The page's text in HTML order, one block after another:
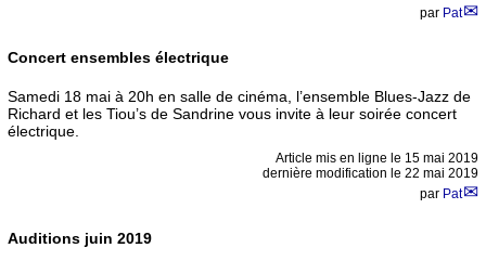
par Pat
Concert ensembles électrique
Samedi 18 mai à 20h en salle de cinéma, l’ensemble Blues-Jazz de
Richard et les Tiou’s de Sandrine vous invite à leur soirée concert
électrique.
Article mis en ligne le 15 mai 2019
dernière modification le 22 mai 2019
par Pat
Auditions juin 2019